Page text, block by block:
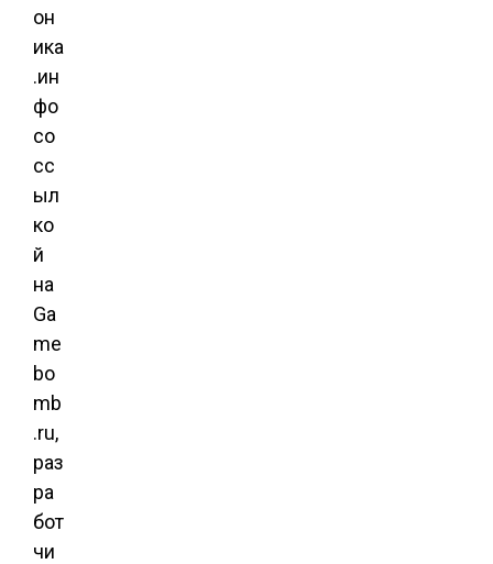
он
ика
.ин
фо
со
сс
ыл
ко
й
на
Ga
me
bo
mb
.ru,
раз
ра
бот
чи